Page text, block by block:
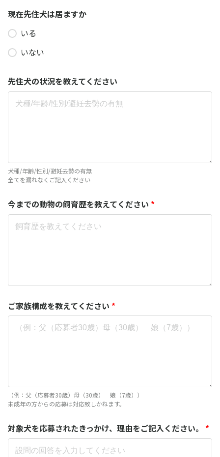
現在先住犬は居ますか
いる
いない
先住犬の状況を教えてください
犬種/年齢/性別/避妊去勢の有無
全てを漏れなくご記入ください
今までの動物の飼育歴を教えてください *
ご家族構成を教えてください *
（例：父（応募者30歳）母（30歳） 娘（7歳））
未成年の方からの応募は対応致しかねます。
対象犬を応募されたきっかけ、理由をご記入ください。 *